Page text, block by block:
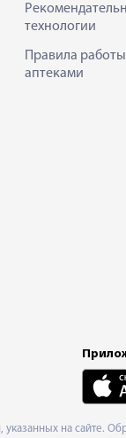
технологии
Правила работы
аптеками
указанных на сайте.